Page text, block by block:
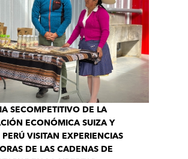
SECOMPETITIVO DE LA
ECONÓMICA SUIZA Y
PERÚ VISITAN EXPERIENCIAS
DE LAS CADENAS DE